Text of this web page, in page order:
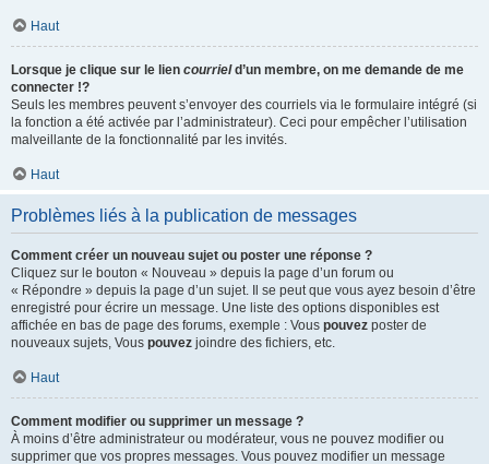
Haut
Lorsque je clique sur le lien courrield’un membre, on me demande de me
connecter !?
Seuls les membres peuvent s’envoyer des courriels via le formulaire intégré (si
la fonction a été activée par l’administrateur). Ceci pour empêcher l’utilisation
malveillante de la fonctionnalité par les invités.
Haut
Problèmes liés à la publication de messages
Comment créer un nouveau sujet ou poster une réponse ?
Cliquez sur le bouton « Nouveau » depuis la page d’un forum ou
« Répondre » depuis la page d’un sujet. Il se peut que vous ayez besoin d’être
enregistré pour écrire un message. Une liste des options disponibles est
affichée en bas de page des forums, exemple : Vous pouvez poster de
nouveaux sujets, Vous pouvez joindre des fichiers, etc.
Haut
Comment modifier ou supprimer un message ?
À moins d’être administrateur ou modérateur, vous ne pouvez modifier ou
supprimer que vos propres messages. Vous pouvez modifier un message